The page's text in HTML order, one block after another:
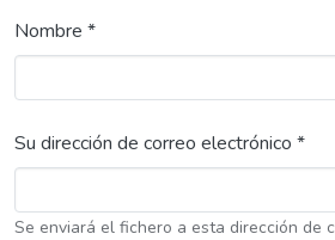
Nombre *
Su dirección de correo electrónico *
Se enviará el fichero a esta dirección de